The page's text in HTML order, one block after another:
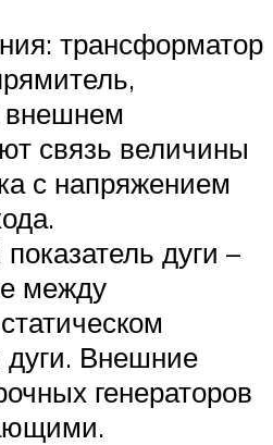
трансформатор
внешнем
связь величины
с напряжением
дуги –
между
Внешние
генераторов